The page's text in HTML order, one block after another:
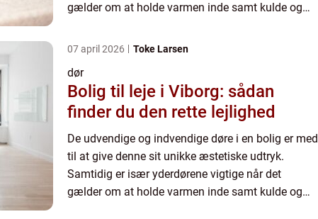
gælder om at holde varmen inde samt kulde og
07 april 2026 Toke Larsen
dør
Bolig til leje i Viborg: sådan
finder du den rette lejlighed
De udvendige og indvendige døre i en bolig er med
til at give denne sit unikke æstetiske udtryk.
Samtidig er især yderdørene vigtige når det
gælder om at holde varmen inde samt kulde og